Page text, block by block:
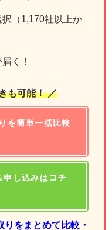
（1,170社以上か
く！
も可能！ ／
を簡単一括比較
申し込みはコチ
をまとめて比較・